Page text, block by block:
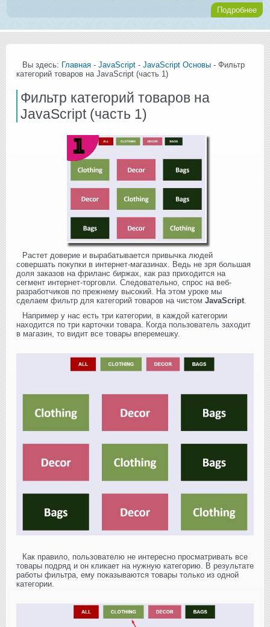
Подробнее
Вы здесь: Главная - JavaScript - JavaScript Основы - Фильтр
категорий товаров на JavaScript (часть 1)
Фильтр категорий товаров на
JavaScript (часть 1)
Растет доверие и вырабатывается привычка людей
совершать покупки в интернет-магазинах. Ведь не зря большая
доля заказов на фриланс биржах, как раз приходится на
сегмент интернет-торговли. Следовательно, спрос на веб-
разработчиков по прежнему высокий. На этом уроке мы
сделаем фильтр для категорий товаров на чистом JavaScript
Например у нас есть три категории, в каждой категории
находится по три карточки товара. Когда пользователь заходит
в магазин, то видит все товары вперемешку.
Как правило, пользователю не интересно просматривать все
товары подряд и он кликает на нужную категорию. В результате
работы фильтра, ему показываются товары только из одной
категории.